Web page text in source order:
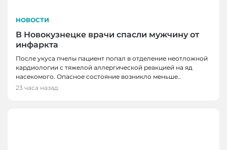
НОВОСТИ
В Новокузнецке врачи спасли мужчину от
инфаркта
После укуса пчелы пациент попал в отделение неотложной
кардиологии с тяжелой аллергической реакцией на яд
насекомого. Опасное состояние возникло меньше..
23 часа назад